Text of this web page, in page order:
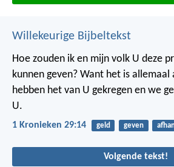
Willekeurige Bijbeltekst
Hoe zouden ik en mijn volk U deze
kunnen geven? Want het is allemaal
hebben het van U gekregen en we
U.
1 Kronieken 29:14 geld geven
Volgende tekst!